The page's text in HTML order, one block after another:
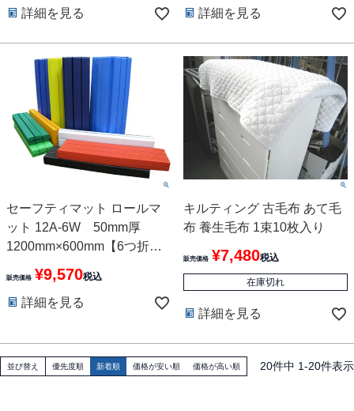
詳細を見る 詳細を見る
セーフティマット ロールマ
ット 12A-6W 50mm厚
1200mm×600mm【6つ折
販売価格 ¥9,570税込
詳細を見る
キルティング 古毛布 あて毛
布 養生毛布 1束10枚入り
販売価格 ¥7,480税込
在庫切れ
詳細を見る
並び替え 優先度順 新着順 価格が安い順 価格が高い順 20件中 1-20件表示